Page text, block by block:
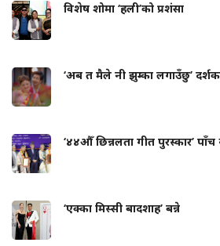
विशेष शोमा ‘हली’को प्रशंसा
‘अब त मैले नी झुम्का लगाउँछु’
‘४४औँ छिन्नलता गीत पुरस्कार’ पाँच
‘एक्का मिस्सी बादशाह’ बन्ने